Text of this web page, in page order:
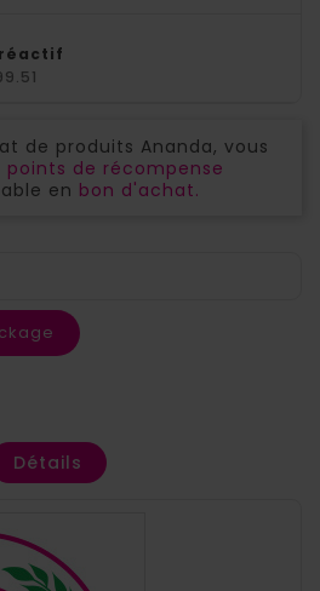
de produits Ananda, vous
points de récompense
en bon d'achat.
Détails